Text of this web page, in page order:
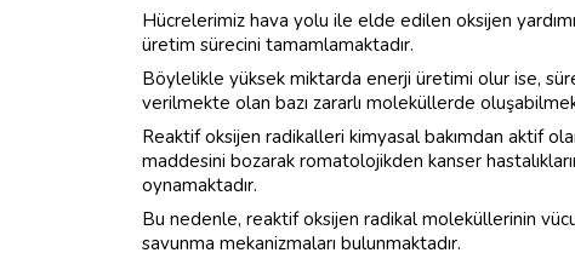
Hücrelerimiz hava yolu ile elde edilen oksijen
üretim sürecini tamamlamaktadır.
Böylelikle yüksek miktarda enerji üretimi olur ise,
verilmekte olan bazı zararlı moleküllerde
Reaktif oksijen radikalleri kimyasal bakımdan aktif
maddesini bozarak romatolojikden kanser
oynamaktadır.
Bu nedenle, reaktif oksijen radikal moleküllerinin
savunma mekanizmaları bulunmaktadır.